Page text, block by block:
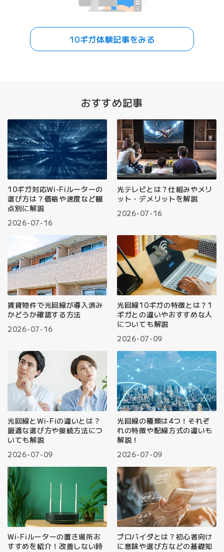
10ギガ体験記事をみる
おすすめ記事
10ギガ対応Wi-Fiルーターの
選び方は？価格や速度など観
点別に解説
2026-07-16
光テレビとは？仕組みやメリ
ット・デメリットを解説
2026-07-16
賃貸物件で光回線が導入済み
かどうか確認する方法
2026-07-16
光回線10ギガの特徴とは？1
ギガとの違いやおすすめな人
についても解説
2026-07-09
光回線とWi-Fiの違いとは？
最適な選び方や接続方法につ
いても解説
2026-07-09
光回線の種類は4つ！それぞ
れの特徴や配線方式の違いも
解説！
2026-07-09
Wi-Fiルーターの置き場所お
すすめを紹介！改善しない時
プロバイダとは？初心者向け
に意味や選び方などの基礎知